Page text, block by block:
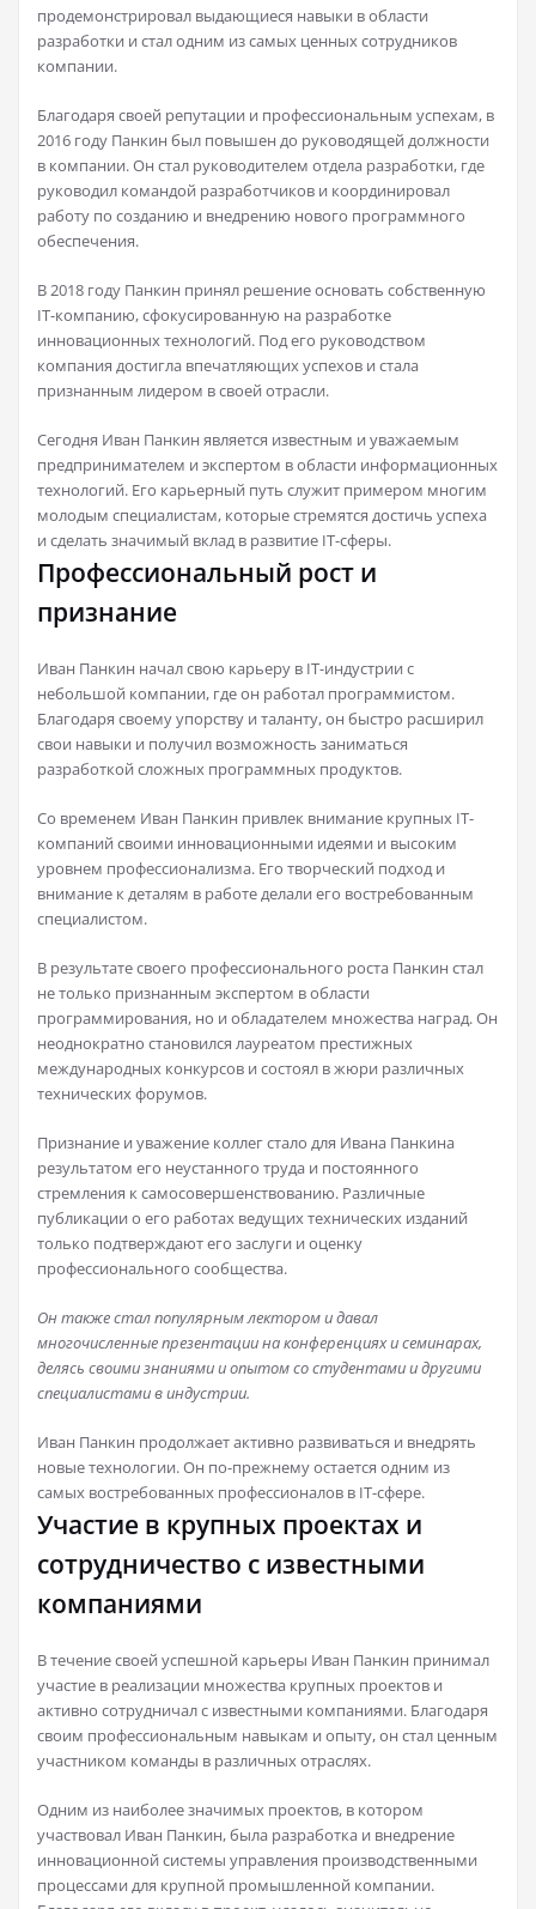
продемонстрировал выдающиеся навыки в области
разработки и стал одним из самых ценных сотрудников
компании.
Благодаря своей репутации и профессиональным успехам, в
2016 году Панкин был повышен до руководящей должности
в компании. Он стал руководителем отдела разработки, где
руководил командой разработчиков и координировал
работу по созданию и внедрению нового программного
обеспечения.
В 2018 году Панкин принял решение основать собственную
IT-компанию, сфокусированную на разработке
инновационных технологий. Под его руководством
компания достигла впечатляющих успехов и стала
признанным лидером в своей отрасли.
Сегодня Иван Панкин является известным и уважаемым
предпринимателем и экспертом в области информационных
технологий. Его карьерный путь служит примером многим
молодым специалистам, которые стремятся достичь успеха
и сделать значимый вклад в развитие IT-сферы.
Профессиональный рост и
признание
Иван Панкин начал свою карьеру в IT-индустрии с
небольшой компании, где он работал программистом.
Благодаря своему упорству и таланту, он быстро расширил
свои навыки и получил возможность заниматься
разработкой сложных программных продуктов.
Со временем Иван Панкин привлек внимание крупных IT-
компаний своими инновационными идеями и высоким
уровнем профессионализма. Его творческий подход и
внимание к деталям в работе делали его востребованным
специалистом.
В результате своего профессионального роста Панкин стал
не только признанным экспертом в области
программирования, но и обладателем множества наград. Он
неоднократно становился лауреатом престижных
международных конкурсов и состоял в жюри различных
технических форумов.
Признание и уважение коллег стало для Ивана Панкина
результатом его неустанного труда и постоянного
стремления к самосовершенствованию. Различные
публикации о его работах ведущих технических изданий
только подтверждают его заслуги и оценку
профессионального сообщества.
Он также стал популярным лектором и давал
многочисленные презентации на конференциях и семинарах,
делясь своими знаниями и опытом со студентами и другими
специалистами в индустрии.
Иван Панкин продолжает активно развиваться и внедрять
новые технологии. Он по-прежнему остается одним из
самых востребованных профессионалов в IT-сфере.
Участие в крупных проектах и
сотрудничество с известными
компаниями
В течение своей успешной карьеры Иван Панкин принимал
участие в реализации множества крупных проектов и
активно сотрудничал с известными компаниями. Благодаря
своим профессиональным навыкам и опыту, он стал ценным
участником команды в различных отраслях.
Одним из наиболее значимых проектов, в котором
участвовал Иван Панкин, была разработка и внедрение
инновационной системы управления производственными
процессами для крупной промышленной компании.